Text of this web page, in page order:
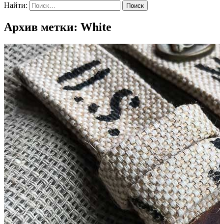
Найти:
Архив метки: White